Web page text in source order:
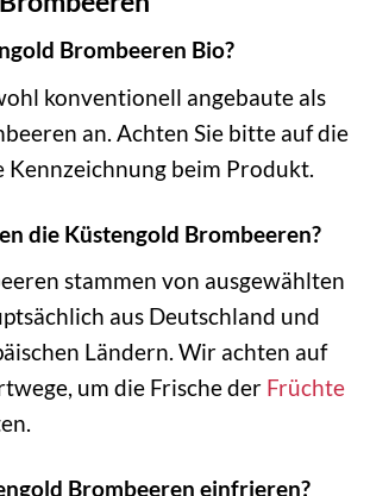
Brombeeren Bio?
konventionell angebaute als
an. Achten Sie bitte auf die
Kennzeichnung beim Produkt.
die Küstengold Brombeeren?
stammen von ausgewählten
aus Deutschland und
Ländern. Wir achten auf
um die Frische der Früchte
Brombeeren einfrieren?